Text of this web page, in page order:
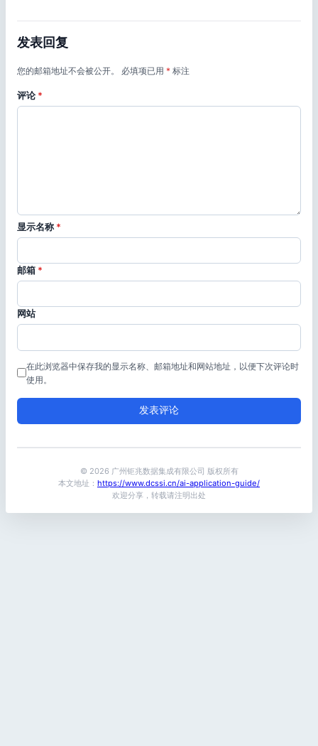
发表回复
您的邮箱地址不会被公开。 必填项已用 * 标注
评论 *
显示名称 *
邮箱 *
网站
在此浏览器中保存我的显示名称、邮箱地址和网站地址，以便下次评论时
使用。
© 2026 广州钜兆数据集成有限公司 版权所有
本文地址： https://www.dcssi.cn/ai-application-guide/
欢迎分享，转载请注明出处